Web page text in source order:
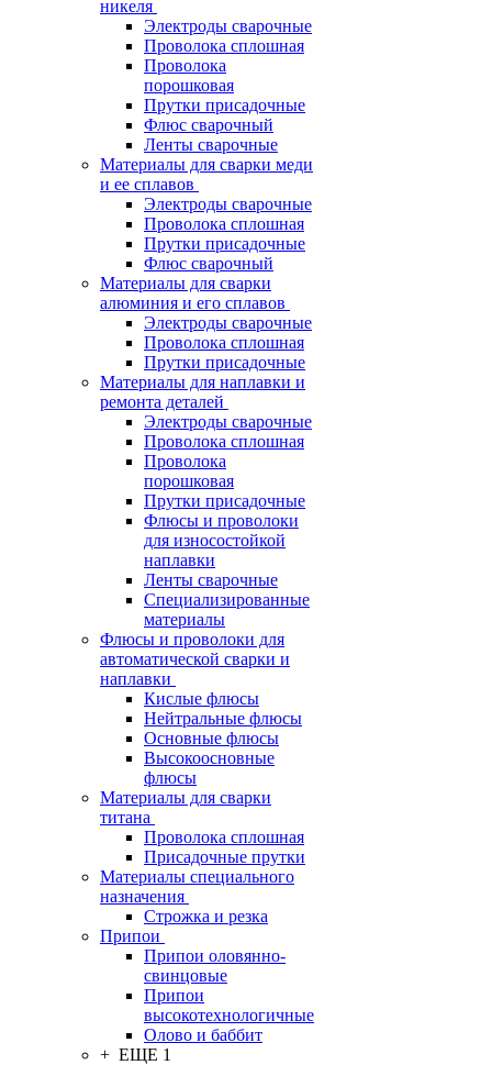
никеля
Электроды сварочные
Проволока сплошная
Проволока
порошковая
Прутки присадочные
Флюс сварочный
Ленты сварочные
Материалы для сварки меди
и ее сплавов
Электроды сварочные
Проволока сплошная
Прутки присадочные
Флюс сварочный
Материалы для сварки
алюминия и его сплавов
Электроды сварочные
Проволока сплошная
Прутки присадочные
Материалы для наплавки и
ремонта деталей
Электроды сварочные
Проволока сплошная
Проволока
порошковая
Прутки присадочные
Флюсы и проволоки
для износостойкой
наплавки
Ленты сварочные
Специализированные
материалы
Флюсы и проволоки для
автоматической сварки и
наплавки
Кислые флюсы
Нейтральные флюсы
Основные флюсы
Высокоосновные
флюсы
Материалы для сварки
титана
Проволока сплошная
Присадочные прутки
Материалы специального
назначения
Строжка и резка
Припои
Припои оловянно-
свинцовые
Припои
высокотехнологичные
Олово и баббит
+ ЕЩЕ 1